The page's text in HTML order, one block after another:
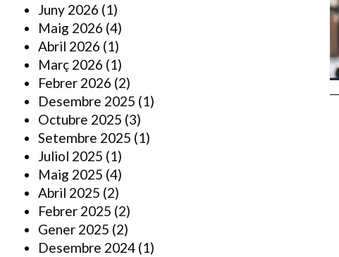
Juny 2026 (1)
Maig 2026 (4)
Abril 2026 (1)
Març 2026 (1)
Febrer 2026 (2)
Desembre 2025 (1)
Octubre 2025 (3)
Setembre 2025 (1)
Juliol 2025 (1)
Maig 2025 (4)
Abril 2025 (2)
Febrer 2025 (2)
Gener 2025 (2)
Desembre 2024 (1)